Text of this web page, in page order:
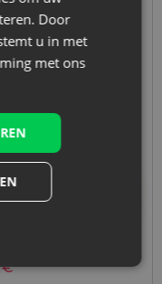
Organza zakjes 8 x
€
Door
u in met
met ons